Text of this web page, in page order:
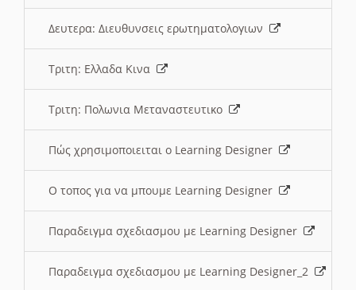
Δευτερα: Διευθυνσεις ερωτηματολογιων
Τριτη: Ελλαδα Κινα
Τριτη: Πολωνια Μεταναστευτικο
Πώς χρησιμοποιειται ο Learning Designer
O τοπος για να μπουμε Learning Designer
Παραδειγμα σχεδιασμου με Learning Designer
Παραδειγμα σχεδιασμου με Learning Designer_2